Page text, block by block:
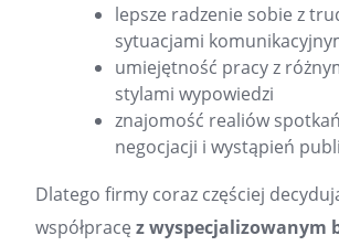
lepsze radzenie sobie z
sytuacjami
umiejętność pracy z
stylami wypowiedzi
znajomość realiów
negocjacji i wystąpień
Dlatego firmy coraz częściej
współpracę z wyspecjalizowanym